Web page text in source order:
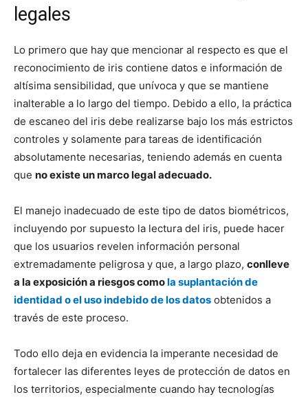
legales
Lo primero que hay que mencionar al respecto es que el
reconocimiento de iris contiene datos e información de
altísima sensibilidad, que unívoca y que se mantiene
inalterable a lo largo del tiempo. Debido a ello, la práctica
de escaneo del iris debe realizarse bajo los más estrictos
controles y solamente para tareas de identificación
absolutamente necesarias, teniendo además en cuenta
que no existe un marco legal adecuado.
El manejo inadecuado de este tipo de datos biométricos,
incluyendo por supuesto la lectura del iris, puede hacer
que los usuarios revelen información personal
extremadamente peligrosa y que, a largo plazo, conlleve
a la exposición a riesgos comola suplantación de
identidad o el uso indebido de los datos obtenidos a
través de este proceso.
Todo ello deja en evidencia la imperante necesidad de
fortalecer las diferentes leyes de protección de datos en
los territorios, especialmente cuando hay tecnologías